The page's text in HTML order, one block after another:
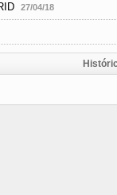
27/04/18